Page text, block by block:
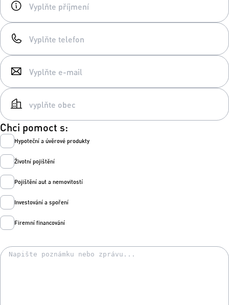
Chci pomoct s:
Hypoteční a úvěrové produkty
Životní pojištění
Pojištění aut a nemovitostí
Investování a spoření
Firemní financování